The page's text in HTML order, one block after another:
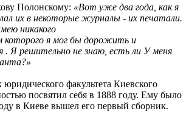
Полонскому: «Вот уже два года, как я
их в некоторые журналы - их печатали.
никакого
которого я мог бы дорожить и
. Я решительно не знаю, есть ли У меня
факультета Киевского
посвятил себя в 1888 году. Ему было
в Киеве вышел его первый сборник.